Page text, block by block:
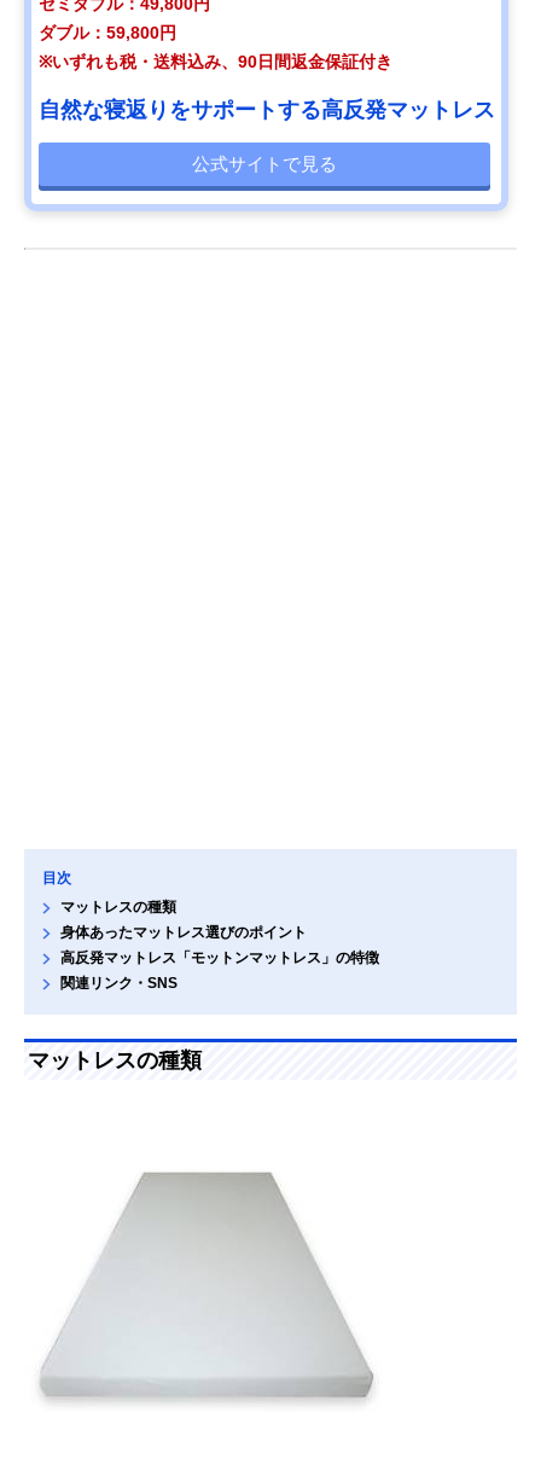
セミダブル：49,800円
ダブル：59,800円
※いずれも税・送料込み、90日間返金保証付き
自然な寝返りをサポートする高反発マットレス
公式サイトで見る
目次
マットレスの種類
身体あったマットレス選びのポイント
高反発マットレス「モットンマットレス」の特徴
関連リンク・SNS
マットレスの種類